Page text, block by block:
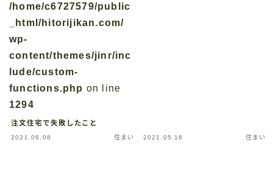
/home/c6727579/public
_html/hitorijikan.com/
wp-
content/themes/jinr/inc
lude/custom-
functions.php on line
1294
注文住宅で失敗したこと
2021.06.08 住まい 2021.05.18 住まい